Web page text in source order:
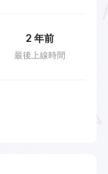
最後上線時間
2 年前